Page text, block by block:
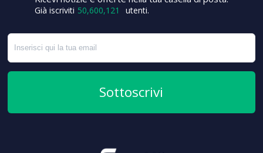
Già iscriviti 50,600,121 utenti.
Sottoscrivi
+9